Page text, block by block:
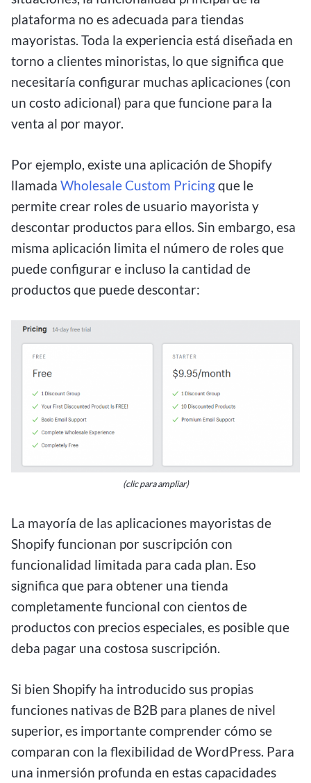
plataforma no es adecuada para tiendas
mayoristas. Toda la experiencia está diseñada en
torno a clientes minoristas, lo que significa que
necesitaría configurar muchas aplicaciones (con
un costo adicional) para que funcione para la
venta al por mayor.
Por ejemplo, existe una aplicación de Shopify
llamada Wholesale Custom Pricingque le
permitecrear roles de usuario mayorista y
descontar productos para ellos. Sin embargo, esa
misma aplicación limita el número de roles que
puede configurar e incluso la cantidad de
productos que puede descontar:
(clic para ampliar)
La mayoría de las aplicaciones mayoristas de
Shopify funcionan por suscripción con
funcionalidad limitada para cada plan. Eso
significa que para obtener una tienda
completamente funcional con cientos de
productos con precios especiales, es posible que
deba pagar una costosa suscripción.
Si bien Shopify ha introducido sus propias
funciones nativas de B2B para planes de nivel
superior, es importante comprender cómo se
comparan con la flexibilidad de WordPress. Para
una inmersión profunda en estas capacidades